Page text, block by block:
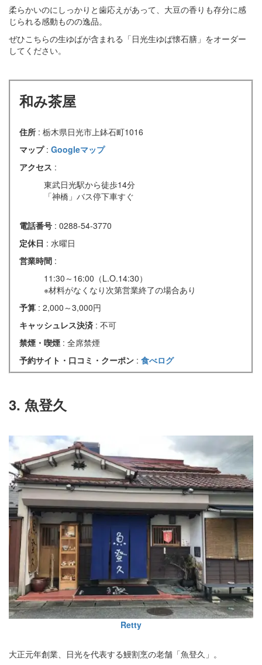
柔らかいのにしっかりと歯応えがあって、大豆の香りも存分に感
じられる感動ものの逸品。
ぜひこちらの生ゆばが含まれる「日光生ゆば懐石膳」をオーダー
してください。
和み茶屋
住所 : 栃木県日光市上鉢石町1016
マップ : Googleマップ
アクセス :
東武日光駅から徒歩14分
「神橋」バス停下車すぐ
電話番号 : 0288-54-3770
定休日 : 水曜日
営業時間 :
11:30～16:00（L.O.14:30）
※材料がなくなり次第営業終了の場合あり
予算 : 2,000～3,000円
キャッシュレス決済 : 不可
禁煙・喫煙 : 全席禁煙
予約サイト・口コミ・クーポン : 食べログ
3. 魚登久
Retty
大正元年創業、日光を代表する鰻割烹の老舗「魚登久」。